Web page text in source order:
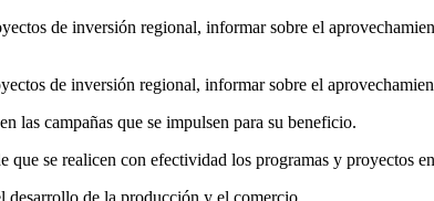
de inversión regional, informar sobre el
de inversión regional, informar sobre el
las campañas que se impulsen para su beneficio.
se realicen con efectividad los programas y proyectos
desarrollo de la producción y el comercio.